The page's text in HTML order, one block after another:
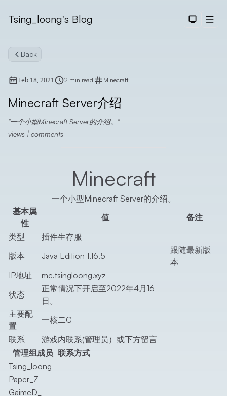
Tsing_loong's Blog Dark
Back
Feb 18, 2021 2 min read Minecraft
Minecraft Server介绍
一个小型Minecraft Server的介绍。
views | comments
Minecraft
一个小型Minecraft Server的介绍。
基本属
性
值
备注
类型
插件生存服
版本
Java Edition 1.16.5
跟随最新版
本
IP地址
mc.tsingloong.xyz
状态
正常情况下开启至2022年4月16
日。
主要配
置
一核二G
联系
游戏内联系(管理员）或下方留言
管理组成员 联系方式
Tsing_loong
Paper_Z
GaimeD_